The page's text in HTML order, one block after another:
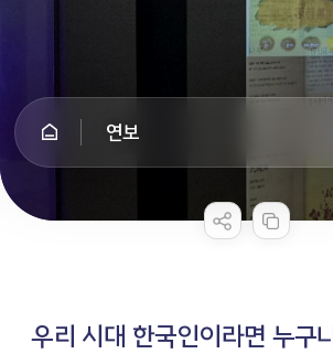
연보
우리 시대 한국인이라면 누구
콘텐츠 만족도 조사